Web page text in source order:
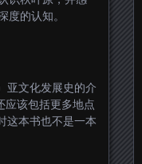
度的认知。
亚文化发展史的介
应该包括更多地点
这本书也不是一本